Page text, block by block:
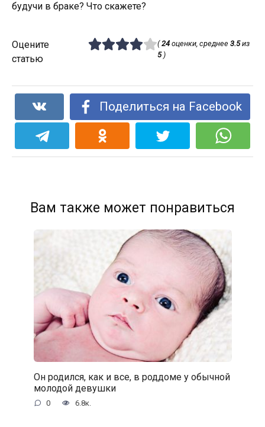
будучи в браке? Что скажете?
Оцените
статью
(24оценки, среднее 3.5из
5)
Поделиться на Facebook
Вам также может понравиться
Он родился, как и все, в роддоме у обычной
молодой девушки
0 6.8к.